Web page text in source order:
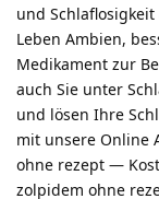
und
Leben Ambien,
Medikament zur
auch Sie unter
und lösen Ihre
mit unsere Online
ohne rezept —
zolpidem ohne